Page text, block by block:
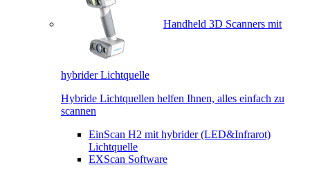
Handheld 3D Scanners mit
hybrider Lichtquelle
Hybride Lichtquellen helfen Ihnen, alles einfach zu
scannen
EinScan H2 mit hybrider (LED&Infrarot)
Lichtquelle
EXScan Software